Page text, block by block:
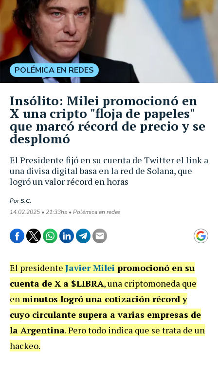
El Presidente fijó en su cuenta de Twitter el link a
una divisa digital basa en la red de Solana, que
logró un valor récord en horas
PorS.C.
14.02.2025 • 21:33hs • Polémica en redes
POLÉMICA EN REDES
Insólito: Milei promocionó en
X una cripto "floja de papeles"
que marcó récord de precio y se
desplomó
El presidente Javier Milei promocionó en su
cuenta de X a $LIBRA, una criptomoneda que
enminutos logró una cotización récord y
cuyo circulante supera a varias empresas de
la Argentina. Pero todo indica que se trata de un
hackeo.